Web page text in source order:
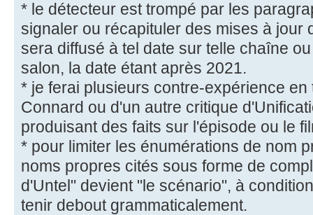
* le détecteur est trompé par les
signaler ou récapituler des mises à jour
sera diffusé à tel date sur telle chaîne
salon, la date étant après 2021.
* je ferai plusieurs contre-expérience
Connard ou d'un autre critique
produisant des faits sur l'épisode ou le
* pour limiter les énumérations de nom
noms propres cités sous forme de
d'Untel" devient "le scénario", à
tenir debout grammaticalement.